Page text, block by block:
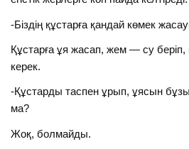
-Біздің құстарға қандай көмек
Құстарға ұя жасап, жем — су
керек.
-Құстарды таспен ұрып, ұясын
ма?
Жоқ, болмайды.